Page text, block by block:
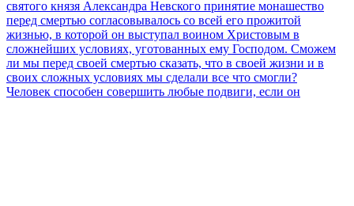
святого князя Александра Невского принятие монашество
перед смертью согласовывалось со всей его прожитой
жизнью, в которой он выступал воином Христовым в
сложнейших условиях, уготованных ему Господом. Сможем
ли мы перед своей смертью сказать, что в своей жизни и в
своих сложных условиях мы сделали все что смогли?
Человек способен совершить любые подвиги, если он